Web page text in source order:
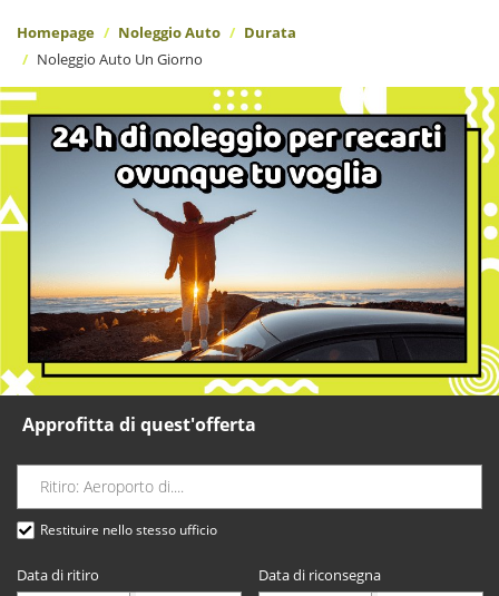
Homepage Noleggio Auto
Durata
Noleggio Auto Un Giorno
Approfitta di quest'offerta
Restituire nello stesso ufficio
Data di ritiro
Data di riconsegna